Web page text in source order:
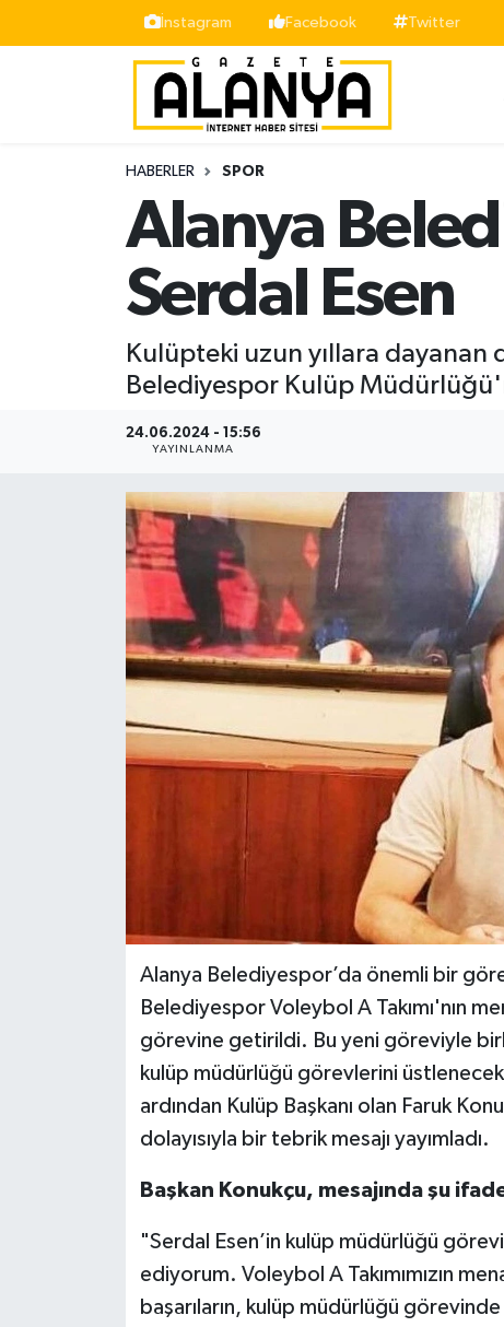
İnstagram Facebook Twitter
HABERLER SPOR
Alanya
Serdal Esen
Kulüpteki uzun yıllara dayanan
Belediyespor Kulüp
24.06.2024 - 15:56
YAYINLANMA
Alanya Belediyespor’da önemli bir
Belediyespor Voleybol A Takımı'nın
görevine getirildi. Bu yeni göreviyle
kulüp müdürlüğü görevlerini
ardından Kulüp Başkanı olan Faruk
dolayısıyla bir tebrik mesajı yayımladı.
Başkan Konukçu, mesajında şu
"Serdal Esen’in kulüp müdürlüğü
ediyorum. Voleybol A Takımımızın
başarıların, kulüp müdürlüğü
Siyaset
İstanbul Nöbetçi Eczaneler
İstanbul Hava Durumu
Süper Lig Puan Durumu ve Fikstür
Tüm Manşetler
Son Dakika Haberleri